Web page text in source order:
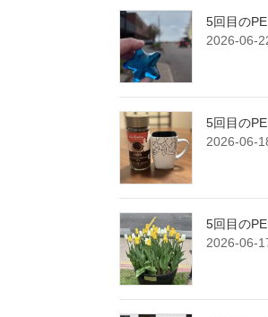
5回目の
2026-06-
5回目の
2026-06-
5回目の
2026-06-